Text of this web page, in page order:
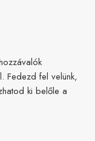
Fedezd fel velünk,
ki belőle a